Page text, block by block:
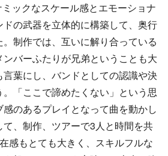
ミックなスケール感とエモーショナ
の武器を立体的に構築して、奥行
制作では、互いに解り合っている
バーふたりが兄弟ということも大
葉にし、バンドとしての認識や決
「ここで諦めたくない」という思
のあるプレイとなって曲を動かし
、制作、ツアーで3人と時間を共
感もとても大きく、スキルフルな